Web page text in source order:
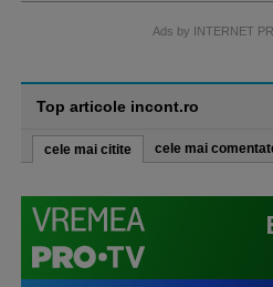
Ads by INTERNET
Top articole incont.ro
cele mai citite cele mai